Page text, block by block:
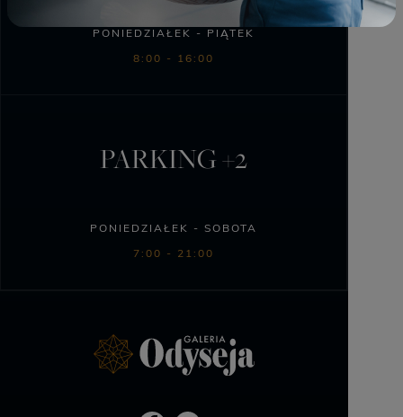
PONIEDZIAŁEK - PIĄTEK
8:00 - 16:00
PARKING +2
PONIEDZIAŁEK - SOBOTA
7:00 - 21:00